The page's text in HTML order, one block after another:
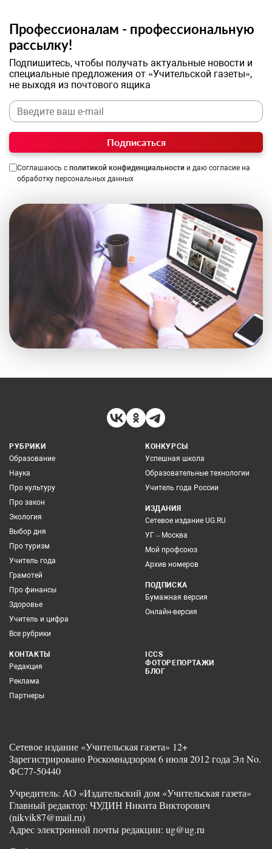
Профессионалам - профессиональную
рассылку!
Подпишитесь, чтобы получать актуальные новости и
специальные предложения от «Учительской газеты»,
не выходя из почтового ящика
Подписаться
Соглашаюсь с политикой конфиденциальности и даю согласие на
обработку персональных данных
РУБРИКИ
Образование
Наука
Про культуру
Про закон
Экология
Выбор дня
Про туризм
Учитель года
Грамотей
Про финансы
Здоровье
Учитель и цифра
Все рубрики
КОНКУРСЫ
Успешная школа
Образовательные технологии
Учитель года России
ИЗДАНИЯ
Сетевое издание UG.RU
УГ – Москва
Мой профсоюз
Архив номеров
ПОДПИСКА
Бумажная версия
Онлайн-версия
КОНТАКТЫ
Редакция
Реклама
Партнеры
ICCS
ФОТОРЕПОРТАЖИ
БЛОГ
Сетевое издание «Учительская газета» 12+
Зарегистрировано Роскомнадзором 6 июля 2012 года Эл No.
ФС77-50440
Учредитель: АО «Издательский дом «Учительская газета»
Главный редактор: ЧУДИН Никита Викторович
(nikvik87@mail.ru)
Адрес электронной почты редакции: ug@ug.ru